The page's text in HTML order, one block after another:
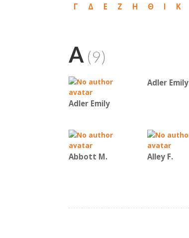
Γ
Δ Ε Ζ Η Θ Ι Κ
A (9)
Adler Emily
Adler Emily
Abbott M. Alley F.